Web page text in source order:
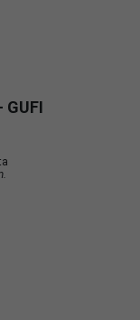
GUFI